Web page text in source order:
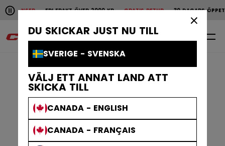
DU SKICKAR JUST NU TILL
SVERIGE - SVENSKA
VÄLJ ETT ANNAT LAND ATT
SKICKA TILL
CANADA - ENGLISH
CANADA - FRANÇAIS
Pause the horizontal scroll animation.
FRI FRAKT ÖVER 2000 KRGRATIS RETUR30 DAGARS ÖPPET KÖP
Snabba leveranser Fri frakt över 2000 kr
0